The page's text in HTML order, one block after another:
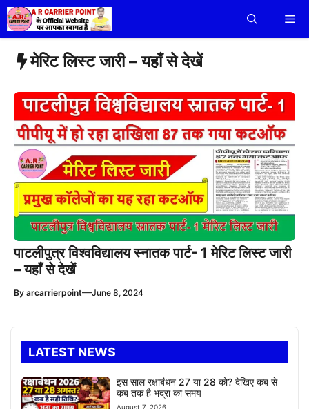
Skip
to
content
मेरिट लिस्ट जारी – यहाँ से देखें
पाटलीपुत्र विश्वविद्यालय स्नातक पार्ट- 1 मेरिट लिस्ट जारी
– यहाँ से देखें
By arcarrierpoint—June 8, 2024
LATEST NEWS
इस साल रक्षाबंधन 27 या 28 को? देखिए कब से
कब तक है भद्रा का समय
August 7, 2026